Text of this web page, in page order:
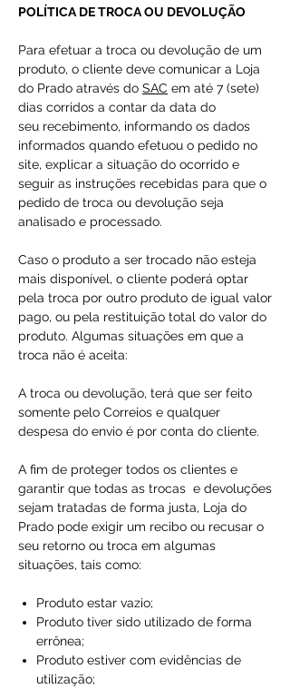
POLÍTICA DE TROCA OU DEVOLUÇÃO
Para efetuar a troca ou devolução de um
produto, o cliente deve comunicar a Loja
do Prado através do SAC em até 7 (sete)
dias corridos a contar da data do
seu recebimento, informando os dados
informados quando efetuou o pedido no
site, explicar a situação do ocorrido e
seguir as instruções recebidas para que o
pedido de troca ou devolução seja
analisado e processado.
Caso o produto a ser trocado não esteja
mais disponível, o cliente poderá optar
pela troca por outro produto de igual valor
pago, ou pela restituição total do valor do
produto. Algumas situações em que a
troca não é aceita:
A troca ou devolução, terá que ser feito
somente pelo Correios e qualquer
despesa do envio é por conta do cliente.
A fim de proteger todos os clientes e
garantir que todas as trocas e devoluções
sejam tratadas de forma justa, Loja do
Prado pode exigir um recibo ou recusar o
seu retorno ou troca em algumas
situações, tais como:
Produto estar vazio;
Produto tiver sido utilizado de forma
errônea;
Produto estiver com evidências de
utilização;